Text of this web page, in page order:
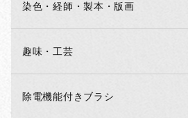
染色・経師・製本・版画
趣味・工芸
除電機能付きブラシ
お買い物を続ける